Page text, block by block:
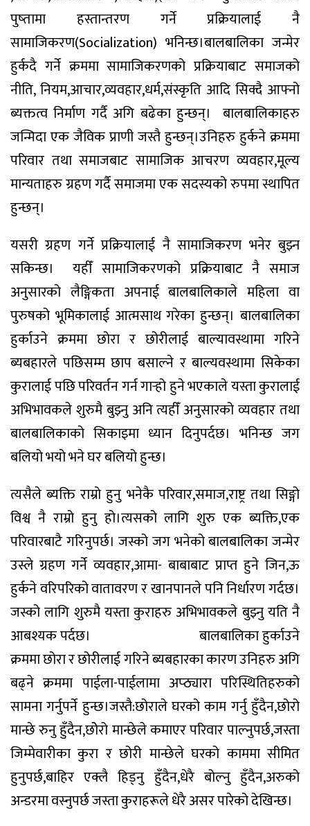
पुष्तामा हस्तान्तरण गर्ने प्रक्रियालाई नै
सामाजिकरण(Socialization) भनिन्छ।बालबालिका जन्मेर
हुर्कदै गर्ने क्रममा सामाजिकरणको प्रक्रियाबाट समाजको
नीति, नियम,आचार,व्यवहार,धर्म,संस्कृति आदि सिक्दै आफ्नो
ब्यक्तत्व निर्माण गर्दै अगि बढेका हुन्छन्। बालबालिकाहरु
जन्मिदा एक जैविक प्राणी जस्तै हुन्छन्।उनिहरु हुर्कने क्रममा
परिवार तथा समाजबाट सामाजिक आचरण व्यवहार,मूल्य
मान्यताहरु ग्रहण गर्दै समाजमा एक सदस्यको रुपमा स्थापित
हुन्छन्।
यसरी ग्रहण गर्ने प्रक्रियालाई नै सामाजिकरण भनेर बुझ्न
सकिन्छ।
यहीँ सामाजिकरणको प्रक्रियाबाट नै समाज
अनुसारको लैङ्गिकता अपनाई बालबालिकाले महिला वा
पुरुषको भूमिकालाई आत्मसाथ गरेका हुन्छन्। बालबालिका
हुर्काउने क्रममा छोरा र छोरीलाई बाल्यावस्थामा गरिने
ब्यबहारले पछिसम्म छाप बसाल्ने र बाल्यवस्थामा सिकेका
कुरालाई पछि परिवर्तन गर्न गार्‍हो हुने भएकाले यस्ता कुरालाई
अभिभावकले शुरुमै बुझ्नु अनि त्यहीँ अनुसारको व्यवहार तथा
बालबालिकाको सिकाइमा ध्यान दिनुपर्दछ। भनिन्छ जग
बलियो भयो भने घर बलियो हुन्छ।
त्यसैले ब्यक्ति राम्रो हुनु भनेकै परिवार,समाज,राष्ट्र तथा सिङ्गो
विश्व नै राम्रो हुनु हो।त्यसको लागि शुरु एक ब्यक्ति,एक
परिवारबाटै गरिनुपर्छ। जस्को जग भनेको बालबालिका जन्मेर
उस्ले ग्रहण गर्ने व्यवहार,आमा- बाबाबाट प्राप्त हुने जिन,ऊ
हुर्कने वरिपरिको वातावरण र खानपानले पनि निर्धारण गर्दछ।
जस्को लागि शुरुमै यस्ता कुराहरु अभिभावकले बुझ्नु यति नै
आबश्यक पर्दछ।
बालबालिका हुर्काउने
क्रममा छोरा र छोरीलाई गरिने ब्यबहारका कारण उनिहरु अगि
बढ्ने क्रममा पाईला-पाईलामा अप्ठ्यारा परिस्थितिहरुको
सामना गर्नुपर्ने हुन्छ।जस्तै:छोराले घरको काम गर्नु हुँदैन,छोरो
मान्छे रुनु हुँदैन,छोेरो मान्छेले कमाएर परिवार पाल्नुपर्छ,जस्ता
जिम्मेवारीका कुरा र छोरी मान्छेले घरको काममा सीमित
हुनुपर्छ,बाहिर एक्लै हिड्नु हुँदैन,धेरै बोल्नु हुँदैन,अरुको
अन्डरमा वस्नुपर्छ जस्ता कुराहरूले धेरै असर पारेको देखिन्छ।